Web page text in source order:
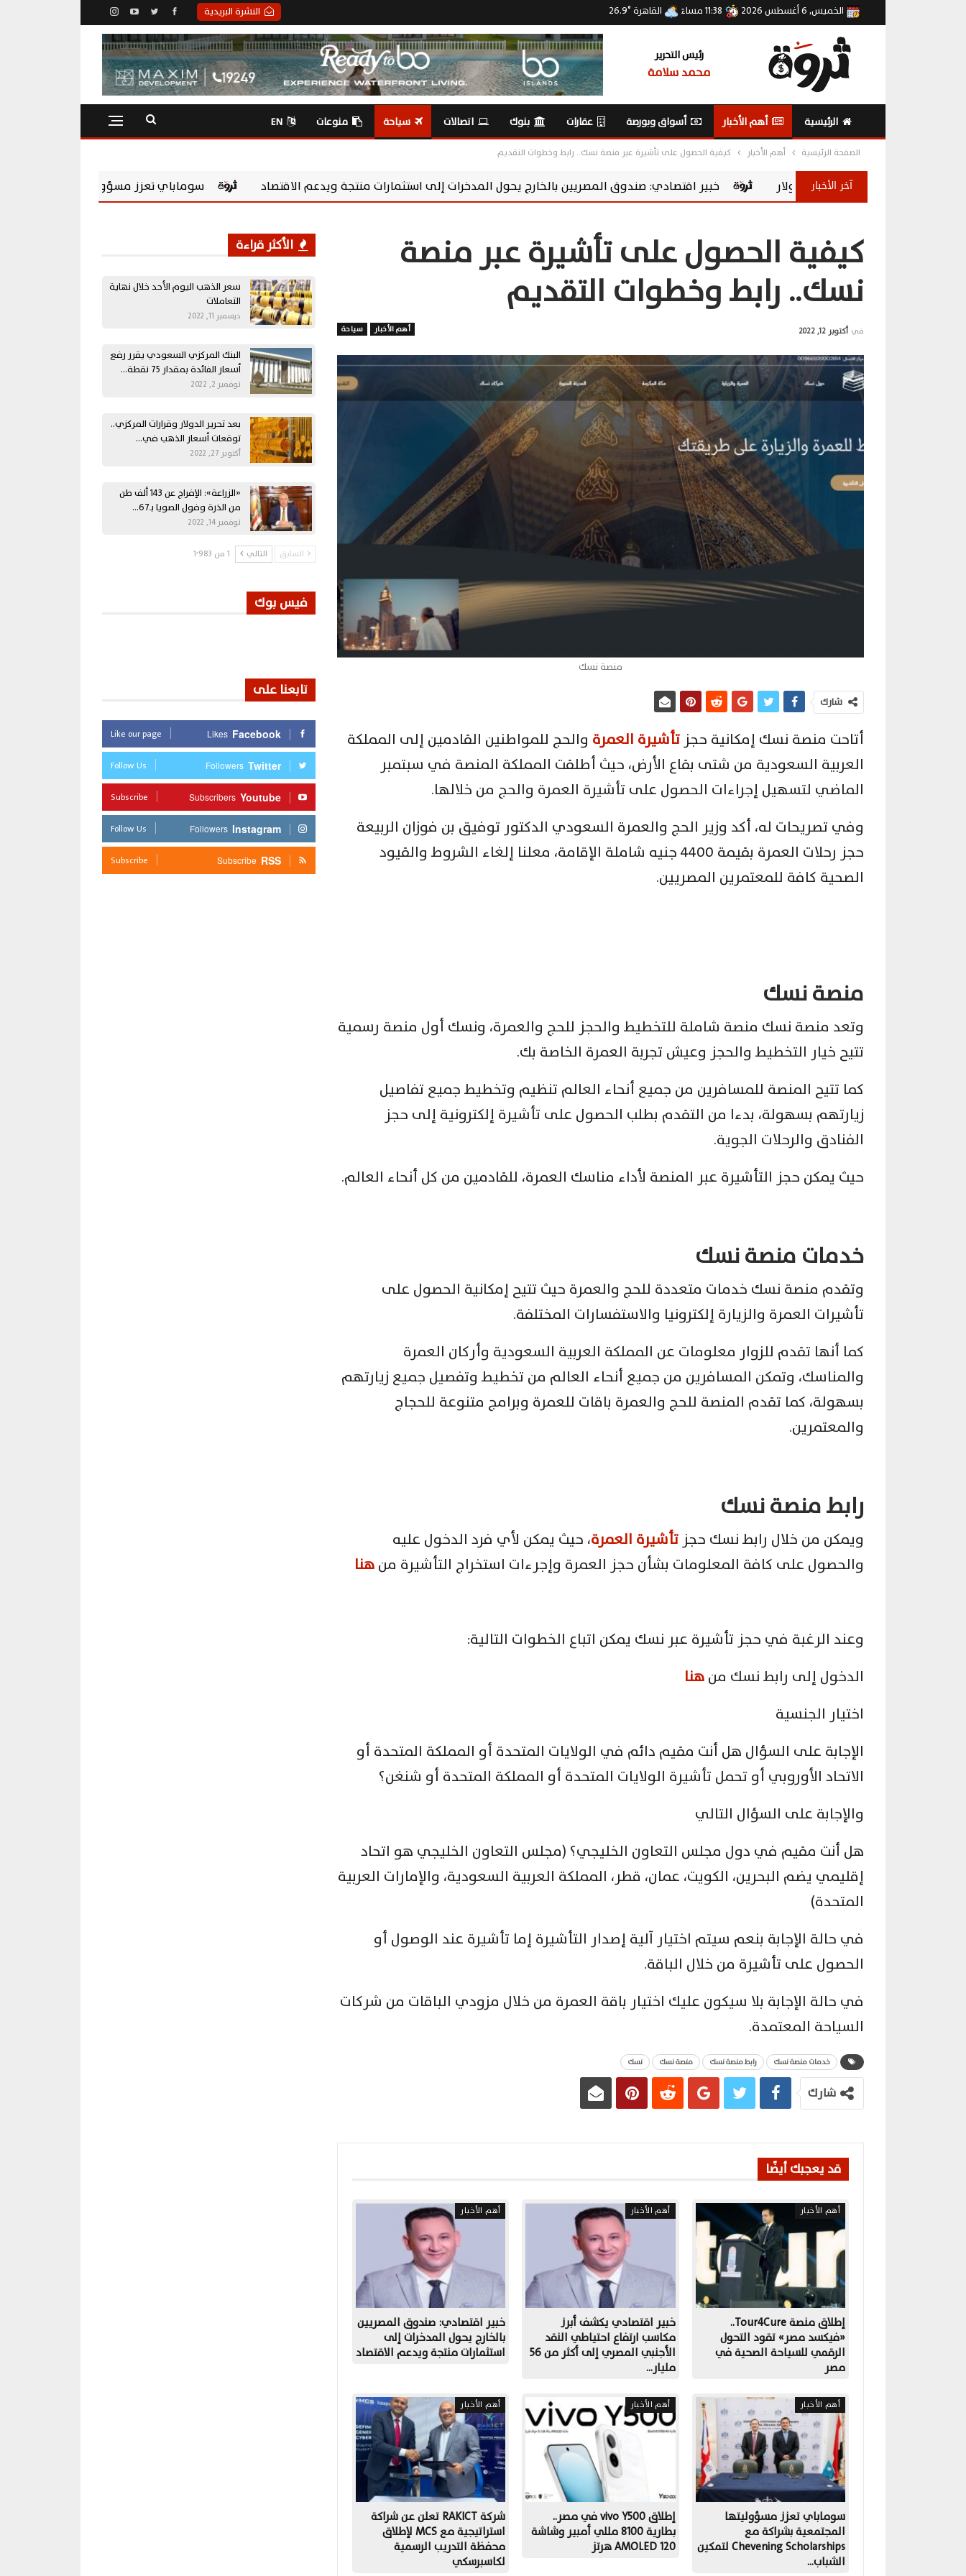
النشرة البريدية الخميس, 6 أغسطس 2026 القاهرة°
26.9
رئيس التحرير
محمد سلامة
الرئيسية أهم الأخبار أسواق وبورصة عقارات بنوك اتصالات سياحة منوعات EN
الصفحة الرئيسية أهم الأخبار كيفية الحصول على تأشيرة عبر منصة نسك.. رابط وخطوات التقديم
آخر الأخبار
خبير اقتصادي: صندوق المصريين بالخارج يحول المدخرات إلى استثمارات منتجة ويدعم الاقتصاد سوماباي تعزز مسؤوليتها المجتمعية بشراكة مع Chevening Scholarships لتمكين الشباب المصري
كيفية الحصول على تأشيرة عبر منصة
نسك.. رابط وخطوات التقديم
أهم الأخبار سياحة في أكتوبر 12, 2022
منصة نسك
شارك
أتاحت منصة نسك إمكانية حجز تأشيرة العمرة والحج للمواطنين القادمين إلى المملكة
العربية السعودية من شتى بقاع الأرض، حيث أطلقت المملكة المنصة في سبتمبر
الماضي لتسهيل إجراءات الحصول على تأشيرة العمرة والحج من خلالها.
وفي تصريحات له، أكد وزير الحج والعمرة السعودي الدكتور توفيق بن فوزان الربيعة
حجز رحلات العمرة بقيمة 4400 جنيه شاملة الإقامة، معلنا إلغاء الشروط والقيود
الصحية كافة للمعتمرين المصريين.
منصة نسك
وتعد منصة نسك منصة شاملة للتخطيط والحجز للحج والعمرة، ونسك أول منصة رسمية
تتيح خيار التخطيط والحجز وعيش تجربة العمرة الخاصة بك.
كما تتيح المنصة للمسافرين من جميع أنحاء العالم تنظيم وتخطيط جميع تفاصيل
زيارتهم بسهولة، بدءا من التقدم بطلب الحصول على تأشيرة إلكترونية إلى حجز
الفنادق والرحلات الجوية.
حيث يمكن حجز التأشيرة عبر المنصة لأداء مناسك العمرة، للقادمين من كل أنحاء العالم.
خدمات منصة نسك
وتقدم منصة نسك خدمات متعددة للحج والعمرة حيث تتيح إمكانية الحصول على
تأشيرات العمرة والزيارة إلكترونيا والاستفسارات المختلفة.
كما أنها تقدم للزوار معلومات عن المملكة العربية السعودية وأركان العمرة
والمناسك، وتمكن المسافرين من جميع أنحاء العالم من تخطيط وتفصيل جميع زيارتهم
بسهولة، كما تقدم المنصة للحج والعمرة باقات للعمرة وبرامج متنوعة للحجاج
والمعتمرين.
رابط منصة نسك
ويمكن من خلال رابط نسك حجز تأشيرة العمرة، حيث يمكن لأي فرد الدخول عليه
والحصول على كافة المعلومات بشأن حجز العمرة وإجرءات استخراج التأشيرة منهنا
وعند الرغبة في حجز تأشيرة عبر نسك يمكن اتباع الخطوات التالية:
الدخول إلى رابط نسك منهنا
اختيار الجنسية
الإجابة على السؤال هل أنت مقيم دائم في الولايات المتحدة أو المملكة المتحدة أو
الاتحاد الأوروبي أو تحمل تأشيرة الولايات المتحدة أو المملكة المتحدة أو شنغن؟
والإجابة على السؤال التالي
هل أنت مقيم في دول مجلس التعاون الخليجي؟ (مجلس التعاون الخليجي هو اتحاد
إقليمي يضم البحرين، الكويت، عمان، قطر، المملكة العربية السعودية، والإمارات العربية
المتحدة)
في حالة الإجابة بنعم سيتم اختيار آلية إصدار التأشيرة إما تأشيرة عند الوصول أو
الحصول على تأشيرة من خلال الباقة.
في حالة الإجابة بلا سيكون عليك اختيار باقة العمرة من خلال مزودي الباقات من شركات
السياحة المعتمدة.
خدمات منصة نسك رابط منصة نسك منصة نسك نسك
شارك
قد يعجبك أيضًا
أهم الأخبار
إطلاق منصة Tour4Cure..
«فيكسد مصر» تقود التحول
الرقمي للسياحة الصحية في
مصر
أهم الأخبار
خبير اقتصادي يكشف أبرز
مكاسب ارتفاع احتياطي النقد
الأجنبي المصري إلى أكثر من 56
مليار…
أهم الأخبار
خبير اقتصادي: صندوق المصريين
بالخارج يحول المدخرات إلى
استثمارات منتجة ويدعم الاقتصاد
أهم الأخبار
سوماباي تعزز مسؤوليتها
المجتمعية بشراكة مع
Chevening Scholarships لتمكين
الشباب…
أهم الأخبار
إطلاق vivo Y500 في مصر..
بطارية 8100 مللي أمبير وشاشة
AMOLED 120 هرتز
أهم الأخبار
شركة RAKICT تعلن عن شراكة
استراتيجية مع MCS لإطلاق
محفظة التدريب الرسمية
لكاسبرسكي
الأكثر قراءة
سعر الذهب اليوم الأحد خلال نهاية
التعاملات
ديسمبر 11, 2022
البنك المركزي السعودي يقرر رفع
أسعار الفائدة بمقدار 75 نقطة…
نوفمبر 2, 2022
بعد تحرير الدولار وقرارات المركزي..
توقعات أسعار الذهب في…
أكتوبر 27, 2022
«الزراعة»: الإفراج عن 143 ألف طن
من الذرة وفول الصويا بـ67…
نوفمبر 14, 2022
السابق التالي 1 من 1٬983
فيس بوك
تابعنا على
Facebook
Likes
Like our page
Twitter
Followers
Follow Us
Youtube
Subscribers
Subscribe
Instagram
Followers
Follow Us
RSS
Subscribe
Subscribe